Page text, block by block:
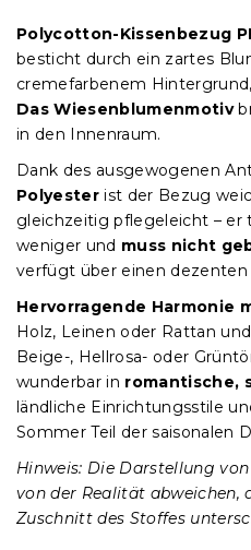
Polycotton-Kissenbezug
besticht durch ein zartes
cremefarbenem
Das Wiesenblumenmotiv
in den Innenraum.
Dank des ausgewogenen
Polyester ist der Bezug
gleichzeitig pflegeleicht –
weniger und muss nicht
verfügt über einen dezenten
Hervorragende Harmonie
Holz, Leinen oder Rattan
Beige-, Hellrosa- oder
wunderbar in romantische,
ländliche Einrichtungsstile
Sommer Teil der saisonalen
Hinweis: Die Darstellung
von der Realität abweichen,
Zuschnitt des Stoffes